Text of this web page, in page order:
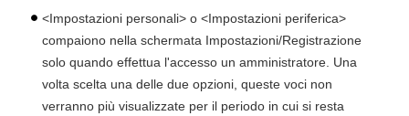
<Impostazioni personali> o <Impostazioni periferica>
compaiono nella schermata Impostazioni/Registrazione
solo quando effettua l'accesso un amministratore. Una
volta scelta una delle due opzioni, queste voci non
verranno più visualizzate per il periodo in cui si resta